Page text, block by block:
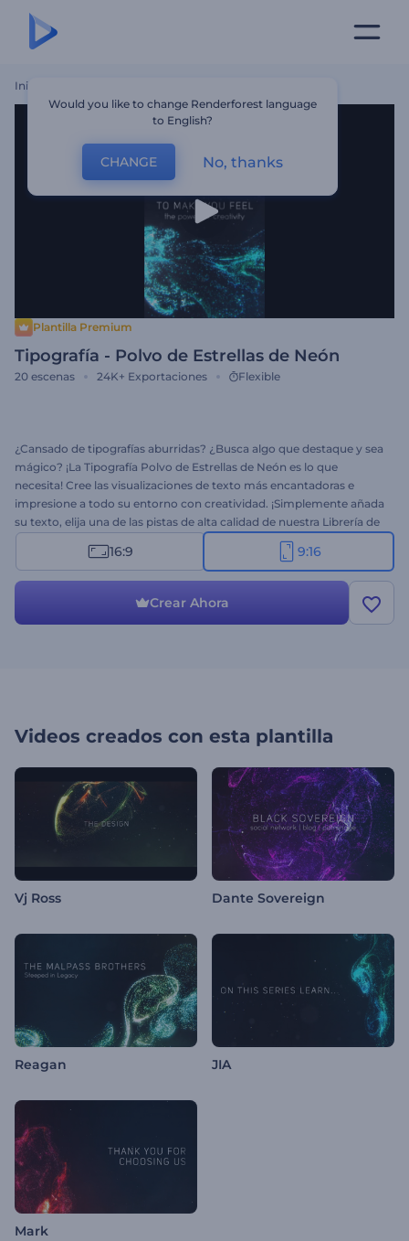
Inicio
Plantilla Premium
Tipografía - Polvo de Estrellas de Neón
20 escenas 24K+ Exportaciones Flexible
¿Cansado de tipografías aburridas? ¿Busca algo que destaque y sea
mágico? ¡La Tipografía Polvo de Estrellas de Neón es lo que
necesita! Cree las visualizaciones de texto más encantadoras e
impresione a todo su entorno con creatividad. ¡Simplemente añada
su texto, elija una de las pistas de alta calidad de nuestra Librería de
Música y obtenga un video profesional en pocos minutos! Perfecta
para anuncios de TV, video mensajes, promociones de productos,
de Instagram de esta plantilla ahora mismo gratis!
16:9 9:16
Crear Ahora
Videos creados con esta plantilla
Vj Ross Dante Sovereign
Reagan JIA
Mark
Would you like to change Renderforest language
to English?
CHANGE No, thanks